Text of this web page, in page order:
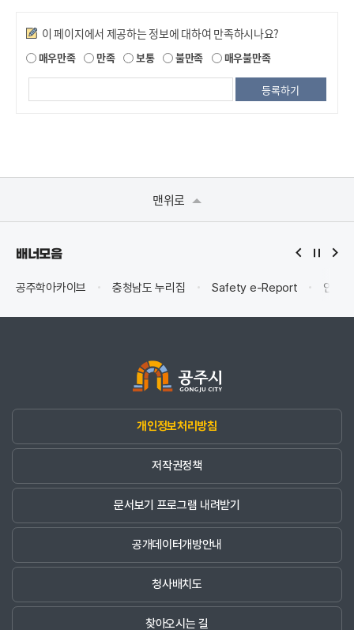
만족도조사
이 페이지에서 제공하는 정보에 대하여 만족하시나요?
매우만족 만족 보통 불만족 매우불만족
맨위로
배너모음
공주학아카이브 충청남도 누리집 Safety e-Report 안전
개인정보처리방침
저작권정책
문서보기 프로그램 내려받기
공개데이터개방안내
청사배치도
찾아오시는 길